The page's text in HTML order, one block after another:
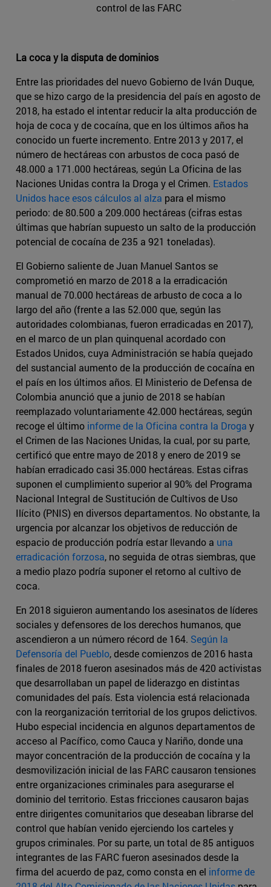
control de las FARC
La coca y la disputa de dominios
Entre las prioridades del nuevo Gobierno de Iván Duque,
que se hizo cargo de la presidencia del país en agosto de
2018, ha estado el intentar reducir la alta producción de
hoja de coca y de cocaína, que en los últimos años ha
conocido un fuerte incremento. Entre 2013 y 2017, el
número de hectáreas con arbustos de coca pasó de
48.000 a 171.000 hectáreas, según La Oficina de las
Naciones Unidas contra la Droga y el Crimen. Estados
Unidos hace esos cálculos al alza para el mismo
periodo: de 80.500 a 209.000 hectáreas (cifras estas
últimas que habrían supuesto un salto de la producción
potencial de cocaína de 235 a 921 toneladas).
El Gobierno saliente de Juan Manuel Santos se
comprometió en marzo de 2018 a la erradicación
manual de 70.000 hectáreas de arbusto de coca a lo
largo del año (frente a las 52.000 que, según las
autoridades colombianas, fueron erradicadas en 2017),
en el marco de un plan quinquenal acordado con
Estados Unidos, cuya Administración se había quejado
del sustancial aumento de la producción de cocaína en
el país en los últimos años. El Ministerio de Defensa de
Colombia anunció que a junio de 2018 se habían
reemplazado voluntariamente 42.000 hectáreas, según
recoge el último informe de la Oficina contra la Droga y
el Crimen de las Naciones Unidas, la cual, por su parte,
certificó que entre mayo de 2018 y enero de 2019 se
habían erradicado casi 35.000 hectáreas. Estas cifras
suponen el cumplimiento superior al 90% del Programa
Nacional Integral de Sustitución de Cultivos de Uso
Ilícito (PNIS) en diversos departamentos. No obstante, la
urgencia por alcanzar los objetivos de reducción de
espacio de producción podría estar llevando a una
erradicación forzosa, no seguida de otras siembras, que
a medio plazo podría suponer el retorno al cultivo de
coca.
En 2018 siguieron aumentando los asesinatos de líderes
sociales y defensores de los derechos humanos, que
ascendieron a un número récord de 164. Según la
Defensoría del Pueblo, desde comienzos de 2016 hasta
finales de 2018 fueron asesinados más de 420 activistas
que desarrollaban un papel de liderazgo en distintas
comunidades del país. Esta violencia está relacionada
con la reorganización territorial de los grupos delictivos.
Hubo especial incidencia en algunos departamentos de
acceso al Pacífico, como Cauca y Nariño, donde una
mayor concentración de la producción de cocaína y la
desmovilización inicial de las FARC causaron tensiones
entre organizaciones criminales para asegurarse el
dominio del territorio. Estas fricciones causaron bajas
entre dirigentes comunitarios que deseaban librarse del
control que habían venido ejerciendo los carteles y
grupos criminales. Por su parte, un total de 85 antiguos
integrantes de las FARC fueron asesinados desde la
firma del acuerdo de paz, como consta en el informe de